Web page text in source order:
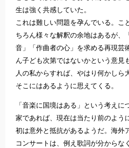
生は強く共感していた。
これは難しい問題を孕んでいる。こ
ちろん様々な解釈の余地はあるが、
音」「作曲者の心」を求める再現芸
ん子ども次第ではないかという意見
人の私からすれば、やはり何かしら
そこにはあるように思えてくる。
「音楽に国境はある」という考えに
家であれば、現在は当たり前のよう
初は意外と抵抗があるようだ。海外
コンサートは、例え歌詞が分からな